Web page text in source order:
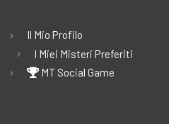
Il Mio Profilo
I Miei Misteri Preferiti
MT Social Game